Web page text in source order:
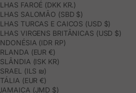
FAROÉ (DKK KR.)
SALOMÃO (SBD $)
TURCAS E CAICOS (USD $)
VIRGENS BRITÂNICAS (USD $)
(IDR RP)
(EUR €)
(ISK KR)
(ILS ₪)
(EUR €)
(JMD $)